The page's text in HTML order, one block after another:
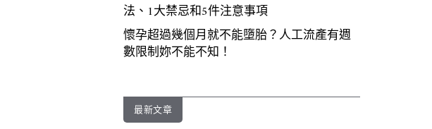
法、1大禁忌和5件注意事項
懷孕超過幾個月就不能墮胎？人工流產有週
數限制妳不能不知！
最新文章